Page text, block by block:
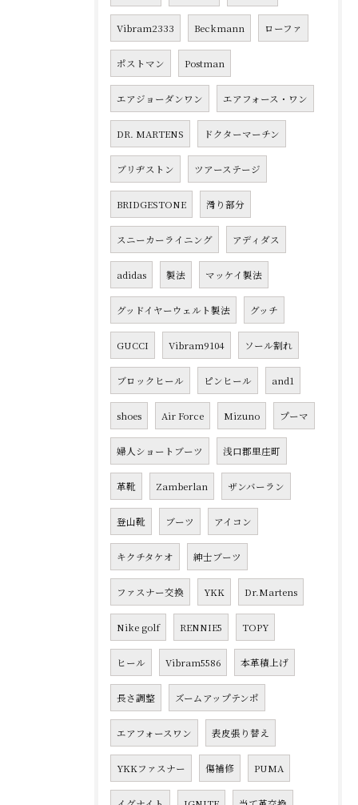
Vibram2333 Beckmann ローファ
ポストマン Postman
エアジョーダンワン エアフォース・ワン
DR. MARTENS ドクターマーチン
ブリヂストン ツアーステージ
BRIDGESTONE 滑り部分
スニーカーライニング アディダス
adidas 製法 マッケイ製法
グッドイヤーウェルト製法 グッチ
GUCCI Vibram9104 ソール割れ
ブロックヒール ピンヒール and1
shoes Air Force Mizuno プーマ
婦人ショートブーツ 浅口郡里庄町
革靴 Zamberlan ザンバーラン
登山靴 ブーツ アイコン
キクチタケオ 紳士ブーツ
ファスナー交換 YKK Dr.Martens
Nike golf RENNIE5 TOPY
ヒール Vibram5586 本革積上げ
長さ調整 ズームアップテンポ
エアフォースワン 表皮張り替え
YKKファスナー 傷補修 PUMA